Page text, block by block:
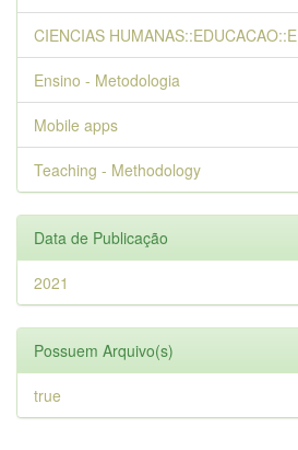
CIENCIAS
Ensino - Metodologia
Mobile apps
Teaching - Methodology
Data de Publicação
2021
Possuem Arquivo(s)
true